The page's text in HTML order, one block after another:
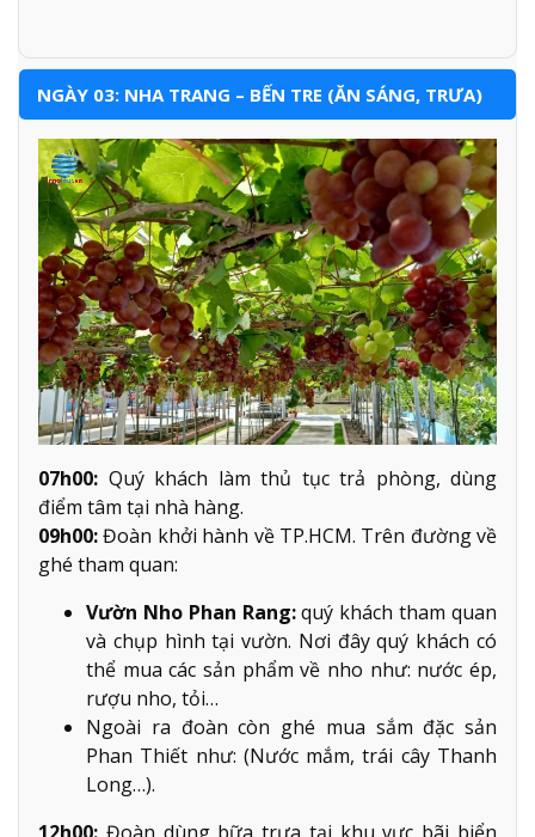
NGÀY 03: NHA TRANG – BẾN TRE (ĂN SÁNG, TRƯA)
07h00: Quý khách làm thủ tục trả phòng, dùng
điểm tâm tại nhà hàng.
09h00:Đoàn khởi hành về TP.HCM. Trên đường về
ghé tham quan:
Vườn Nho Phan Rang:quý khách tham quan
và chụp hình tại vườn. Nơi đây quý khách có
thể mua các sản phẩm về nho như: nước ép,
rượu nho, tỏi…
Ngoài ra đoàn còn ghé mua sắm đặc sản
Phan Thiết như: (Nước mắm, trái cây Thanh
Long…).